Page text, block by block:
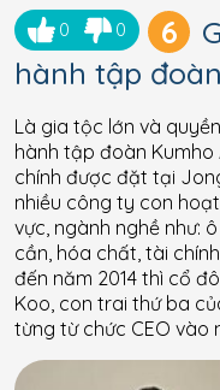
0 0 6
hành tập
Là gia tộc lớn và
hành tập đoàn
chính được đặt tại
nhiều công ty con
vực, ngành nghề như:
cần, hóa chất, tài
đến năm 2014 thì cổ
Koo, con trai thứ ba
từng từ chức CEO vào